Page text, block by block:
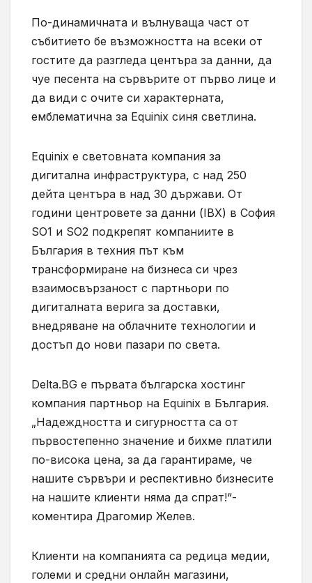
По-динамичната и вълнуваща част от
събитието бе възможността на всеки от
гостите да разгледа центъра за данни, да
чуе песента на сървърите от първо лице и
да види с очите си характерната,
емблематична за Equinix синя светлина.
Equinix е световната компания за
дигитална инфраструктура, с над 250
дейта центъра в над 30 държави. От
години центровете за данни (IBX) в София
SO1 и SO2 подкрепят компаниите в
България в техния път към
трансформиране на бизнеса си чрез
взаимосвързаност с партньори по
дигиталната верига за доставки,
внедряване на облачните технологии и
достъп до нови пазари по света.
Delta.BG е първата българска хостинг
компания партньор на Equinix в България.
„Надеждността и сигурността са от
първостепенно значение и бихме платили
по-висока цена, за да гарантираме, че
нашите сървъри и респективно бизнесите
на нашите клиенти няма да спрат!“-
коментира Драгомир Желев.
Клиенти на компанията са редица медии,
големи и средни онлайн магазини,